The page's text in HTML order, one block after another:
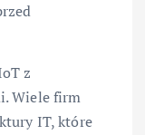
z
Wiele firm
IT, które